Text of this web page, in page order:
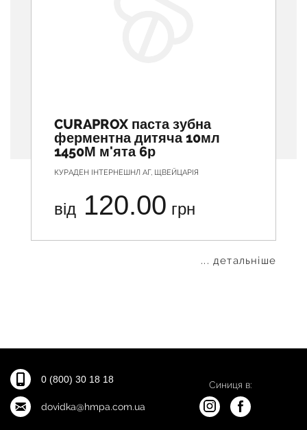
CURAPROX паста зубна
ферментна дитяча 10мл
1450М м'ята 6р
КУРАДЕН ІНТЕРНЕШНЛ АГ, ЩВЕЙЦАРІЯ
від 120.00 грн
... детальніше
0 (800) 30 18 18
dovidka@hmpa.com.ua
Синиця в: